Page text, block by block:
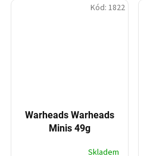
Warheads Warheads
Minis 49g
Skladem
Kód: 1822